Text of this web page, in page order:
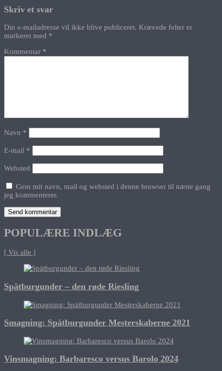
Skriv et svar
Din e-mailadresse vil ikke blive publiceret. Krævede felter er
markeret med *
Kommentar *
Navn *
E-mail *
Websted
Gem mit navn, mail og websted i denne browser til næste gang
jeg kommenterer.
POPULÆRE INDLÆG
[ Vis alle ]
Spätburgunder – den røde Riesling
Smagning: Spätburgunder Mesterskaberne 2021
Vinsmagning: Barbaresco versus Barolo 2024